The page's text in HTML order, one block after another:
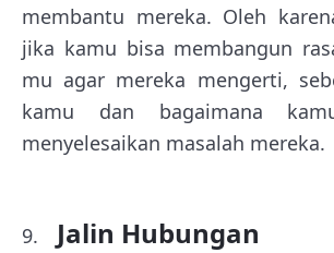
membantu mereka. Oleh
jika kamu bisa membangun
mu agar mereka mengerti,
kamu dan bagaimana
menyelesaikan masalah mereka.
Jalin Hubungan